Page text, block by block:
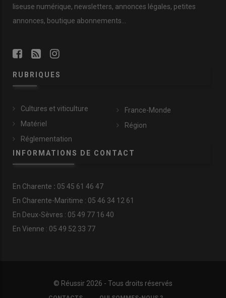
liseuse numérique, newsletters, annonces légales, petites
annonces, boutique abonnements…
RUBRIQUES
Cultures et viticulture
Matériel
Réglementation
France-Monde
Région
INFORMATIONS DE CONTACT
En Charente : 05 45 61 46 47
En Charente-Maritime : 05 46 34 12 61
En Deux-Sèvres : 05 49 77 16 40
En Vienne : 05 49 52 33 77
© Réussir 2026 - Tous droits réservés